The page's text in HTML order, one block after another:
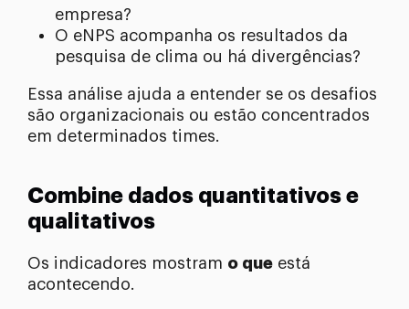
empresa?
O eNPS acompanha os resultados da
pesquisa de clima ou há divergências?
Essa análise ajuda a entender se os desafios
são organizacionais ou estão concentrados
em determinados times.
Combine dados quantitativos e
qualitativos
Os indicadores mostram o que está
acontecendo.